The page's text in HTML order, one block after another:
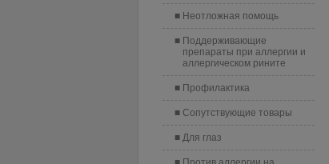
Неотложная помощь
Поддерживающие
препараты при аллергии и
аллергическом рините
Профилактика
Сопутствующие товары
Для глаз